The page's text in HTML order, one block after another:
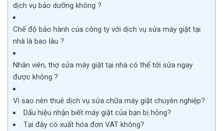
dịch vụ bảo dưỡng không ?
Chế độ bảo hành của công ty với dịch vụ sửa máy giặt tại
nhà là bao lâu ?
Nhân viên, thợ sửa máy giặt tại nhà có thể tới sửa ngay
được không ?
Vì sao nên thuê dịch vụ sửa chữa máy giặt chuyên nghiệp?
Dấu hiệu nhận biết máy giặt của bạn bị hỏng?
Tại đây có xuất hóa đơn VAT không?